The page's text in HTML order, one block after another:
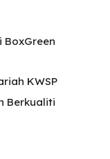
BoxGreen
KWSP
Berkualiti